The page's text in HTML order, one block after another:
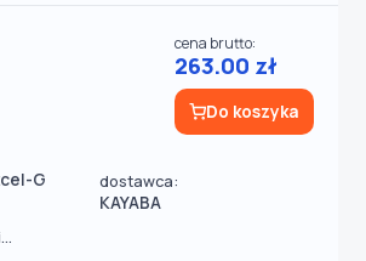
G
dostawca:
KAYABA
cena brutto:
263.00 zł
Do koszyka